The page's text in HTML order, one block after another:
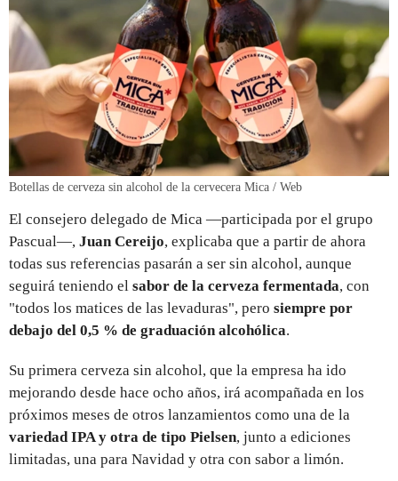
Botellas de cerveza sin alcohol de la cervecera Mica / Web
El consejero delegado de Mica —participada por el grupo
Pascual—, Juan Cereijo, explicaba que a partir de ahora
todas sus referencias pasarán a ser sin alcohol, aunque
seguirá teniendo el sabor de la cerveza fermentada, con
"todos los matices de las levaduras", pero siempre por
debajo del 0,5 % de graduación alcohólica.
Su primera cerveza sin alcohol, que la empresa ha ido
mejorando desde hace ocho años, irá acompañada en los
próximos meses de otros lanzamientos como una de la
variedad IPA y otra de tipo Pielsen, junto a ediciones
limitadas, una para Navidad y otra con sabor a limón.